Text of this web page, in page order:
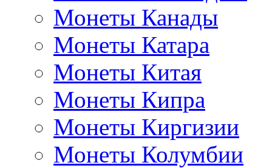
Монеты Канады
Монеты Катара
Монеты Китая
Монеты Кипра
Монеты Киргизии
Монеты Колумбии